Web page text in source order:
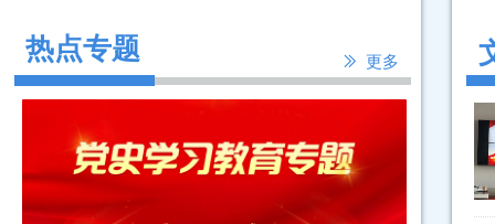
热点专题 ꅀ 更多